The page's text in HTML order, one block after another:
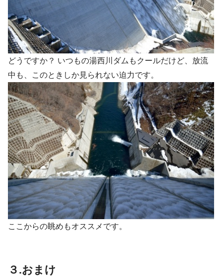
どうですか？ いつもの湯西川ダムもクールだけど、放流
中も、このときしか見られない迫力です。
ここからの眺めもオススメです。
３.おまけ